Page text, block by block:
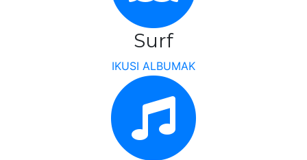
Surf
IKUSI ALBUMAK